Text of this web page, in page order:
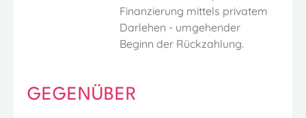
Finanzierung mittels privatem
Darlehen - umgehender
Beginn der Rückzahlung.
GEGENÜBER